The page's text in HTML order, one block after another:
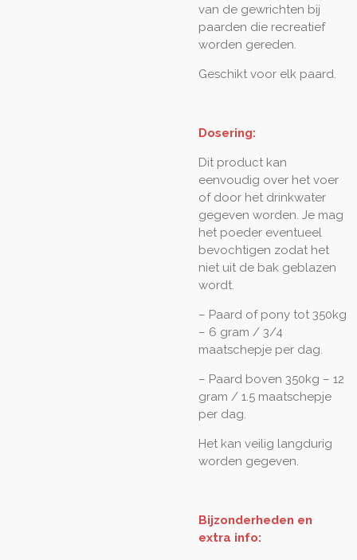
van de gewrichten bij
paarden die recreatief
worden gereden.
Geschikt voor elk paard.
Dosering:
Dit product kan
eenvoudig over het voer
of door het drinkwater
gegeven worden. Je mag
het poeder eventueel
bevochtigen zodat het
niet uit de bak geblazen
wordt.
– Paard of pony tot 350kg
– 6 gram / 3/4
maatschepje per dag.
– Paard boven 350kg – 12
gram / 1.5 maatschepje
per dag.
Het kan veilig langdurig
worden gegeven.
Bijzonderheden en
extra info: